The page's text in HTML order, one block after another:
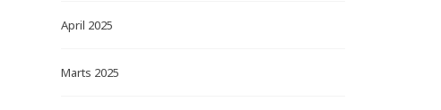
April 2025
Marts 2025